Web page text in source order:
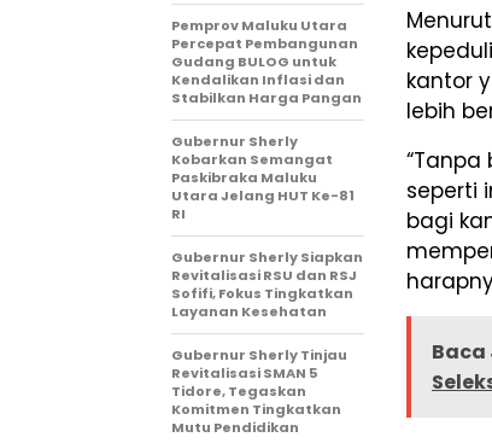
kantor
lebih
seperti
bagi
Baca
Pemprov Maluku Utara
Percepat Pembangunan
Gudang BULOG untuk
Kendalikan Inflasi dan
Stabilkan Harga Pangan
Gubernur Sherly
Kobarkan Semangat
Paskibraka Maluku
Utara Jelang HUT Ke-81
RI
Gubernur Sherly Siapkan
Revitalisasi RSU dan RSJ
Sofifi, Fokus Tingkatkan
Layanan Kesehatan
Gubernur Sherly Tinjau
Revitalisasi SMAN 5
Tidore, Tegaskan
Komitmen Tingkatkan
Mutu Pendidikan